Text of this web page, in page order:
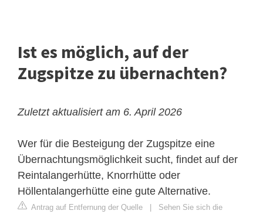
Ist es möglich, auf der
Zugspitze zu übernachten?
Zuletzt aktualisiert am 6. April 2026
Wer für die Besteigung der Zugspitze eine
Übernachtungsmöglichkeit sucht, findet auf der
Reintalangerhütte, Knorrhütte oder
Höllentalangerhütte eine gute Alternative.
Antrag auf Entfernung der Quelle
Sehen Sie sich die